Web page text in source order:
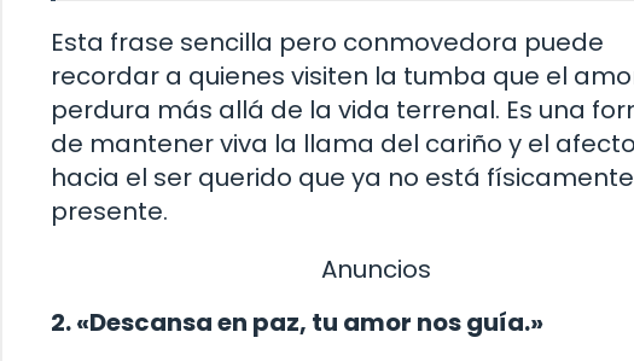
Esta frase sencilla pero conmovedora puede
recordar a quienes visiten la tumba que el
perdura más allá de la vida terrenal. Es una
de mantener viva la llama del cariño y el afecto
hacia el ser querido que ya no está físicamente
presente.
Anuncios
2. «Descansa en paz, tu amor nos guía.»